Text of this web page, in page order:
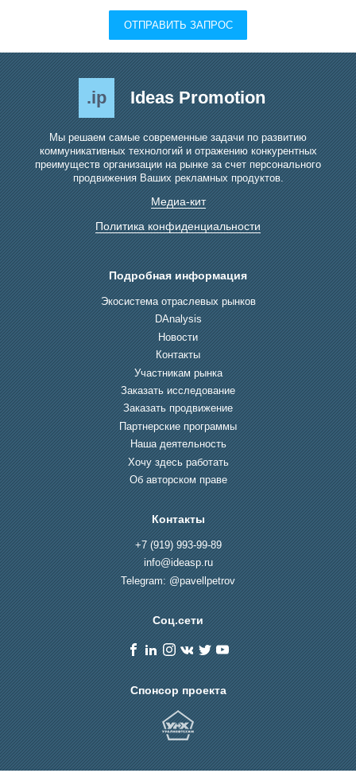
ОТПРАВИТЬ ЗАПРОС
.ip Ideas Promotion
Мы решаем самые современные задачи по развитию
коммуникативных технологий и отражению конкурентных
преимуществ организации на рынке за счет персонального
продвижения Ваших рекламных продуктов.
Медиа-кит
Политика конфиденциальности
Подробная информация
Экосистема отраслевых рынков
DAnalysis
Новости
Контакты
Участникам рынка
Заказать исследование
Заказать продвижение
Партнерские программы
Наша деятельность
Хочу здесь работать
Об авторском праве
Контакты
+7 (919) 993-99-89
info@ideasp.ru
Telegram: @pavellpetrov
Соц.сети
Спонсор проекта